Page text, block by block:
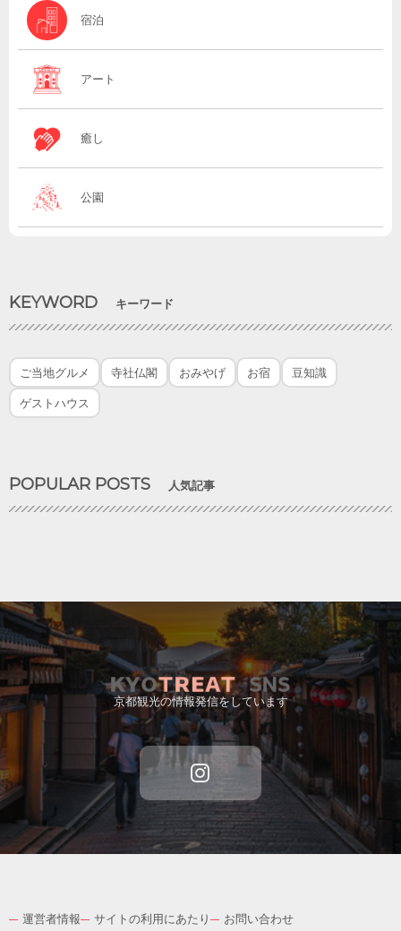
宿泊
アート
癒し
公園
KEYWORD キーワード
ご当地グルメ 寺社仏閣 おみやげ お宿 豆知識
ゲストハウス
POPULAR POSTS 人気記事
京都観光の情報発信をしています
運営者情報 サイトの利用にあたり お問い合わせ